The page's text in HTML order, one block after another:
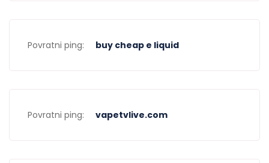
Povratni ping: buy cheap e liquid
Povratni ping: vapetvlive.com